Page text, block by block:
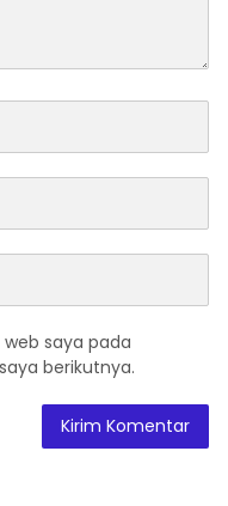
saya pada
berikutnya.